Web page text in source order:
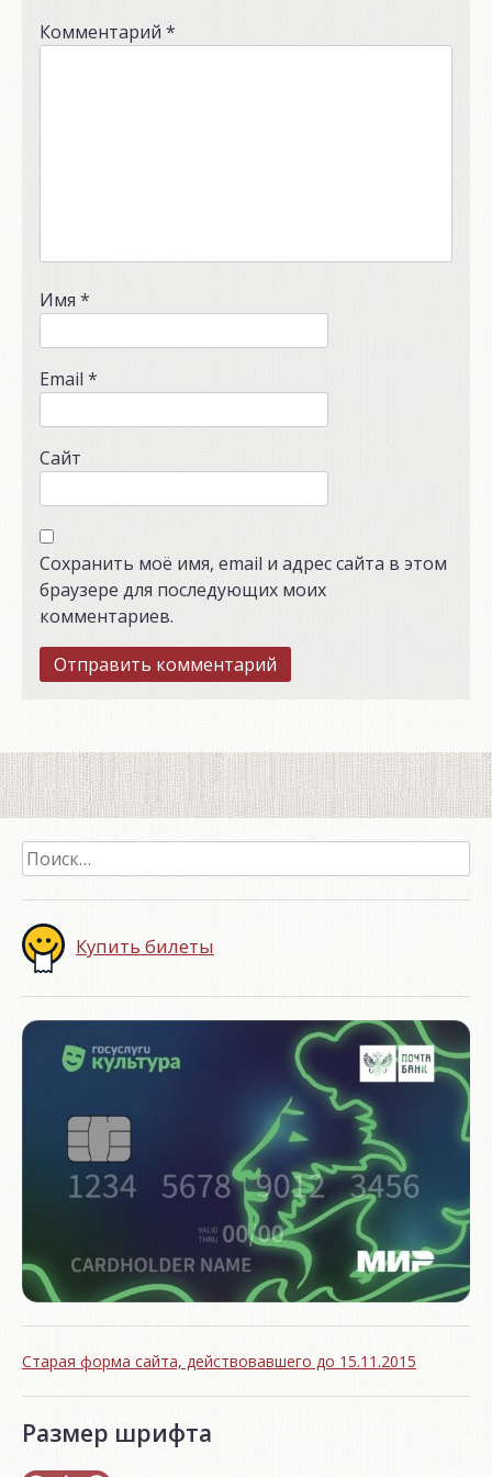
Комментарий *
Имя *
Email *
Сайт
Сохранить моё имя, email и адрес сайта в этом
браузере для последующих моих
комментариев.
Найти:
Купить билеты
Старая форма сайта, действовавшего до 15.11.2015
Размер шрифта